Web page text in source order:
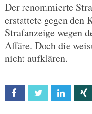
Der renommierte
erstattete gegen den
Strafanzeige wegen
Affäre. Doch die
nicht aufklären.
Facebook Twitter Linkedin